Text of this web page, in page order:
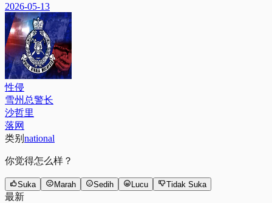
2026-05-13
性侵
雪州总警长
沙哲里
落网
类别 national
你觉得怎么样？
Suka Marah Sedih Lucu Tidak Suka
最新